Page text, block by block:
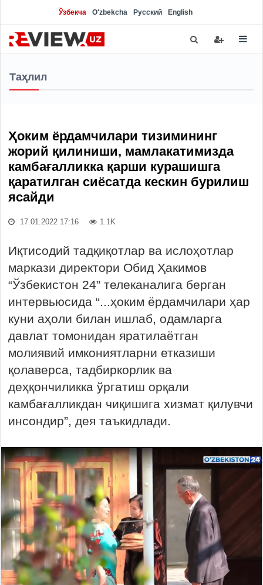
Ўзбекча O'zbekcha Русский English
Таҳлил
Ҳоким ёрдамчилари тизимининг
жорий қилиниши, мамлакатимизда
камбағалликка қарши курашишга
қаратилган сиёсатда кескин бурилиш
ясайди
17.01.2022 17:16 1.1K
Иқтисодий тадқиқотлар ва ислоҳотлар
маркази директори Обид Ҳакимов
“Ўзбекистон 24” телеканалига берган
интервьюсида “...ҳоким ёрдамчилари ҳар
куни аҳоли билан ишлаб, одамларга
давлат томонидан яратилаётган
молиявий имкониятларни етказиши
қолаверса, тадбиркорлик ва
деҳқончиликка ўргатиш орқали
камбағалликдан чиқишига хизмат қилувчи
инсондир”, дея таъкидлади.